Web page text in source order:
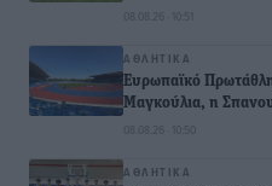
08.08.26 · 10:51
ΑΘΛΗΤΙΚΆ
Ευρωπαϊκό
Μαγκούλια, η
08.08.26 · 10:50
ΑΘΛΗΤΙΚΆ